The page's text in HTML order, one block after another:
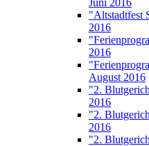
Juni 2016
"Altstadtfest
2016
2016
August 2016
"2.
2016
"2.
2016
"2.